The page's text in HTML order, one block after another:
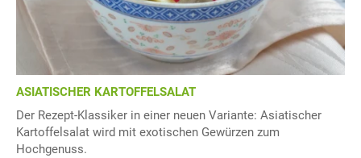
ASIATISCHER KARTOFFELSALAT
Der Rezept-Klassiker in einer neuen Variante: Asiatischer
Kartoffelsalat wird mit exotischen Gewürzen zum
Hochgenuss.